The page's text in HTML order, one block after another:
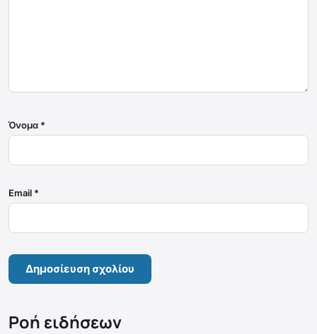
Όνομα *
Email *
Ροή ειδήσεων